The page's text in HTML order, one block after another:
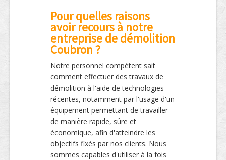
Pour quelles raisons
avoir recours à notre
entreprise de démolition
Coubron ?
Notre personnel compétent sait
comment effectuer des travaux de
démolition à l'aide de technologies
récentes, notamment par l'usage d'un
équipement permettant de travailler
de manière rapide, sûre et
économique, afin d'atteindre les
objectifs fixés par nos clients. Nous
sommes capables d'utiliser à la fois